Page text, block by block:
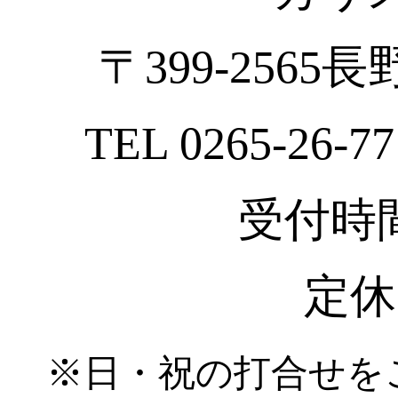
〒399-2565長
TEL 0265-26-
受付時
定
※日・祝の打合せを